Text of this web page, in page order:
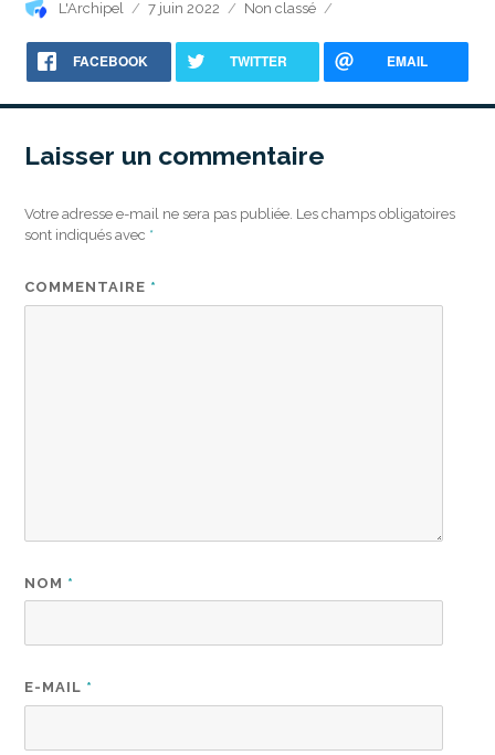
Auteur
L'Archipel
Publié
7 juin 2022 Catégories
Non classé
FACEBOOK TWITTER EMAIL
Laisser un commentaire
Votre adresse e-mail ne sera pas publiée. Les champs obligatoires
sont indiqués avec *
COMMENTAIRE *
NOM *
E-MAIL *